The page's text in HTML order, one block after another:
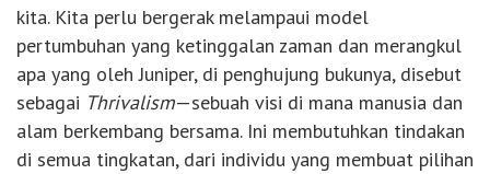
kita. Kita perlu bergerak melampaui model
pertumbuhan yang ketinggalan zaman dan merangkul
apa yang oleh Juniper, di penghujung bukunya, disebut
sebagai Thrivalism—sebuah visi di mana manusia dan
alam berkembang bersama. Ini membutuhkan tindakan
di semua tingkatan, dari individu yang membuat pilihan